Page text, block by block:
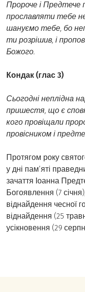
Пророче і
прославляти тебе
шануємо тебе, бо
ти розрішив, і
Божого.
Кондак (глас 3)
Сьогодні неплідна
пришестя, що є
кого провіщали
провісником і
Протягом року
у дні пам’яті
зачаття Іоанна
Богоявлення (7
віднайдення чесної
віднайдення (25
усікновення (29